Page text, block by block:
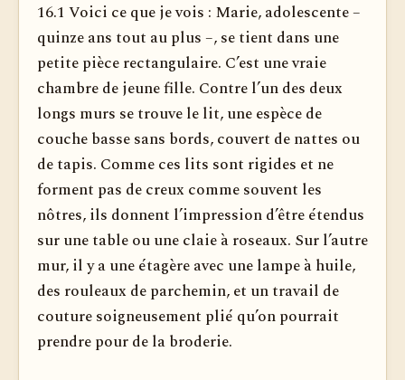
16.1 Voici ce que je vois : Marie, adolescente –
quinze ans tout au plus –, se tient dans une
petite pièce rectangulaire. C’est une vraie
chambre de jeune fille. Contre l’un des deux
longs murs se trouve le lit, une espèce de
couche basse sans bords, couvert de nattes ou
de tapis. Comme ces lits sont rigides et ne
forment pas de creux comme souvent les
nôtres, ils donnent l’impression d’être étendus
sur une table ou une claie à roseaux. Sur l’autre
mur, il y a une étagère avec une lampe à huile,
des rouleaux de parchemin, et un travail de
couture soigneusement plié qu’on pourrait
prendre pour de la broderie.